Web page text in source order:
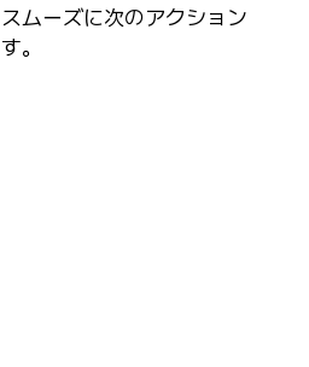
ムーズに次のアクション
。